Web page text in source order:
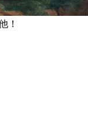
！